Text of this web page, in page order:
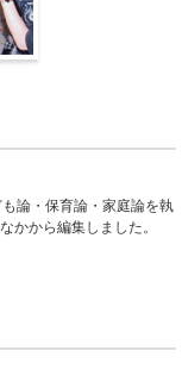
論・保育論・家庭論を執
かから編集しました。